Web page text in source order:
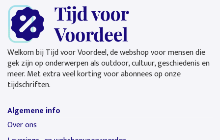
Welkom bij Tijd voor Voordeel, de webshop voor mensen die
gek zijn op onderwerpen als outdoor, cultuur, geschiedenis en
meer. Met extra veel korting voor abonnees op onze
tijdschriften.
Algemene info
Over ons